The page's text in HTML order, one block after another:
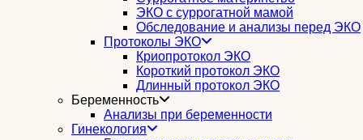
ЭКО с суррогатной мамой
Обследование и анализы перед ЭКО
Протоколы ЭКО
Криопротокол ЭКО
Короткий протокол ЭКО
Длинный протокол ЭКО
Беременность
Анализы при беременности
Гинекология